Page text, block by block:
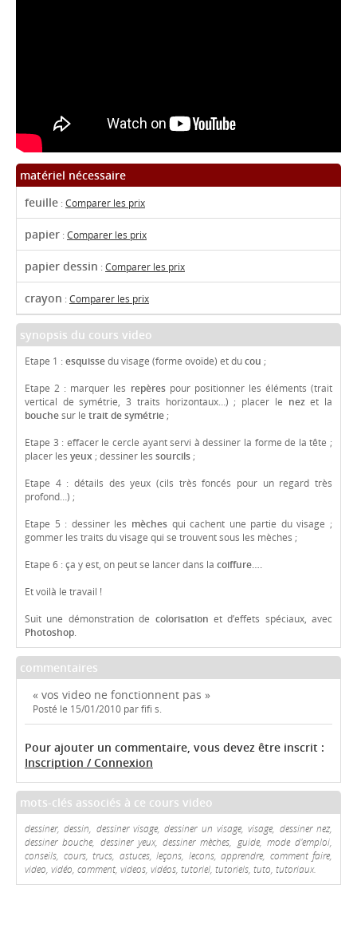
matériel nécessaire
feuille :Comparer les prix
papier :Comparer les prix
papier dessin :Comparer les prix
crayon :Comparer les prix
synopsis du cours video
Etape 1 :esquissedu visage (forme ovoïde) et ducou ;
Etape 2 : marquer les repèrespour positionner les éléments (trait
vertical de symétrie, 3 traits horizontaux…) ; placer le nezet la
bouchesur le trait de symétrie;
Etape 3 : effacer le cercle ayant servi à dessiner la forme de la tête ;
placer les yeux; dessiner les sourcils;
Etape 4 : détails des yeux (cils très foncés pour un regard très
profond…) ;
Etape 5 : dessiner les mèchesqui cachent une partie du visage ;
gommer les traits du visage qui se trouvent sous les mèches ;
Etape 6 : ça y est, on peut se lancer dans la coiffure….
Et voilà le travail !
Suit une démonstration de colorisation et d’effets spéciaux, avec
Photoshop.
commentaires
« vos video ne fonctionnent pas »
Posté le 15/01/2010 par fifi s.
Pour ajouter un commentaire, vous devez être inscrit :
Inscription / Connexion
mots-clés associés à ce cours video
dessiner, dessin, dessiner visage, dessiner un visage, visage, dessiner nez,
dessiner bouche, dessiner yeux, dessiner mèches, guide, mode d'emploi,
conseils, cours, trucs, astuces, leçons, lecons, apprendre, comment faire,
video, vidéo, comment, videos, vidéos, tutoriel, tutoriels, tuto, tutoriaux.